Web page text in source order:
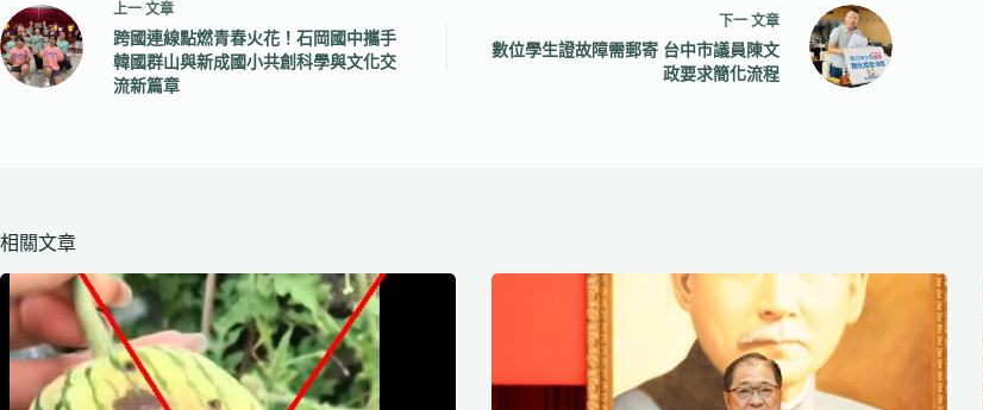
上一 文章
跨國連線點燃青春火花！石岡國中攜手
韓國群山與新成國小共創科學與文化交
流新篇章
下一 文章
數位學生證故障需郵寄 台中市議員陳文
政要求簡化流程
相關文章